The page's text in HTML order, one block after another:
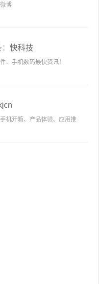
博
快科技
、手机数码最快资讯！
机开箱、产品体验、应用推